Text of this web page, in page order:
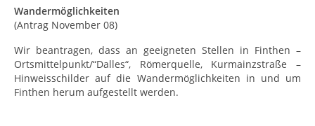
Wandermöglichkeiten
(Antrag November 08)
Wir beantragen, dass an geeigneten Stellen in Finthen –
Ortsmittelpunkt/“Dalles“, Römerquelle, Kurmainzstraße –
Hinweisschilder auf die Wandermöglichkeiten in und um
Finthen herum aufgestellt werden.